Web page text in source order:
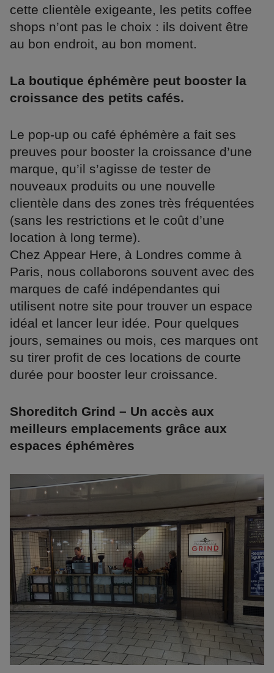
cette clientèle exigeante, les petits coffee
shops n’ont pas le choix : ils doivent être
au bon endroit, au bon moment.
La boutique éphémère peut booster la
croissance des petits cafés.
Le pop-up ou café éphémère a fait ses
preuves pour booster la croissance d’une
marque, qu’il s’agisse de tester de
nouveaux produits ou une nouvelle
clientèle dans des zones très fréquentées
(sans les restrictions et le coût d’une
location à long terme).
Chez Appear Here, à Londres comme à
Paris, nous collaborons souvent avec des
marques de café indépendantes qui
utilisent notre site pour trouver un espace
idéal et lancer leur idée. Pour quelques
jours, semaines ou mois, ces marques ont
su tirer profit de ces locations de courte
durée pour booster leur croissance.
Shoreditch Grind – Un accès aux
meilleurs emplacements grâce aux
espaces éphémères